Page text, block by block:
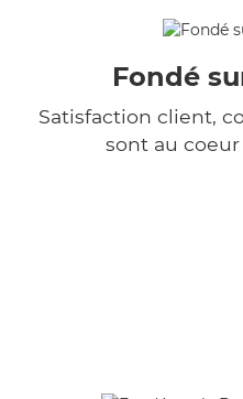
Fondé
Satisfaction client,
sont au